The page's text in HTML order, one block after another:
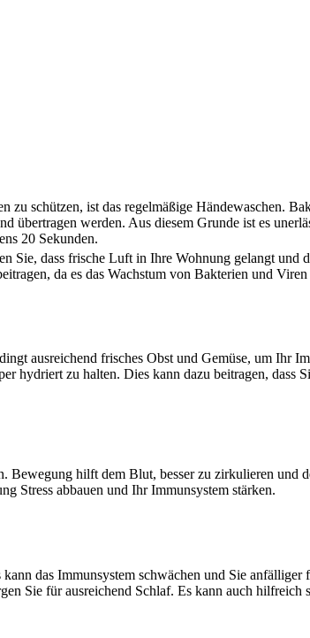
schützen, ist das regelmäßige Händewaschen.
übertragen werden. Aus diesem Grunde ist es
20 Sekunden.
Sie, dass frische Luft in Ihre Wohnung gelangt und
da es das Wachstum von Bakterien und Viren
ausreichend frisches Obst und Gemüse, um Ihr
hydriert zu halten. Dies kann dazu beitragen, dass
Bewegung hilft dem Blut, besser zu zirkulieren und
Stress abbauen und Ihr Immunsystem stärken.
das Immunsystem schwächen und Sie anfälliger
Sie für ausreichend Schlaf. Es kann auch hilfreich